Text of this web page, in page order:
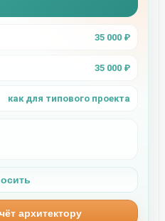
35 000 ₽
35 000 ₽
как для типового проекта
архитектору